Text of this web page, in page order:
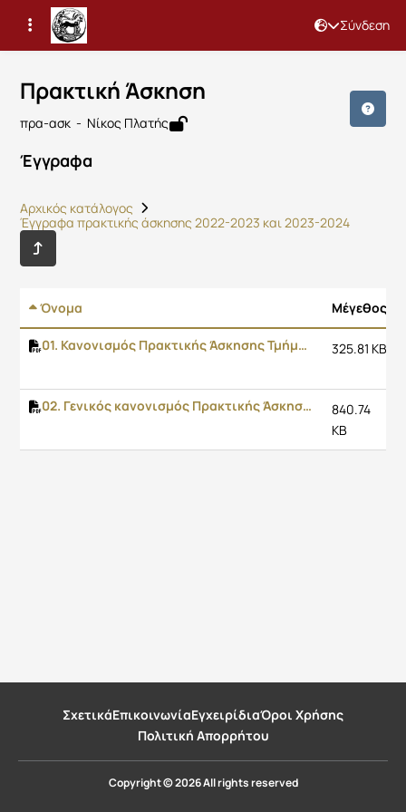
Σύνδεση
Αρχική Σελίδα
Μάθημα : Πρακτική Άσκηση
Κωδικός : 3141
Πρακτική Άσκηση
πρα-ασκ - Νίκος Πλατής
Έγγραφα
Αρχικός κατάλογος
Έγγραφα πρακτικής άσκησης 2022-2023 και 2023-2024
Όνομα Μέγεθος
01. Κανονισμός Πρακτικής Άσκησης Τμήματος Πληροφορικής και Τηλεπικοινωνιών 325.81 KB
02. Γενικός κανονισμός Πρακτικής Άσκησης Πανεπιστημίου Πελοποννήσου
840.74
KB
ΣχετικάΕπικοινωνίαΕγχειρίδιαΌροι Χρήσης
Πολιτική Απορρήτου
Copyright © 2026 All rights reserved